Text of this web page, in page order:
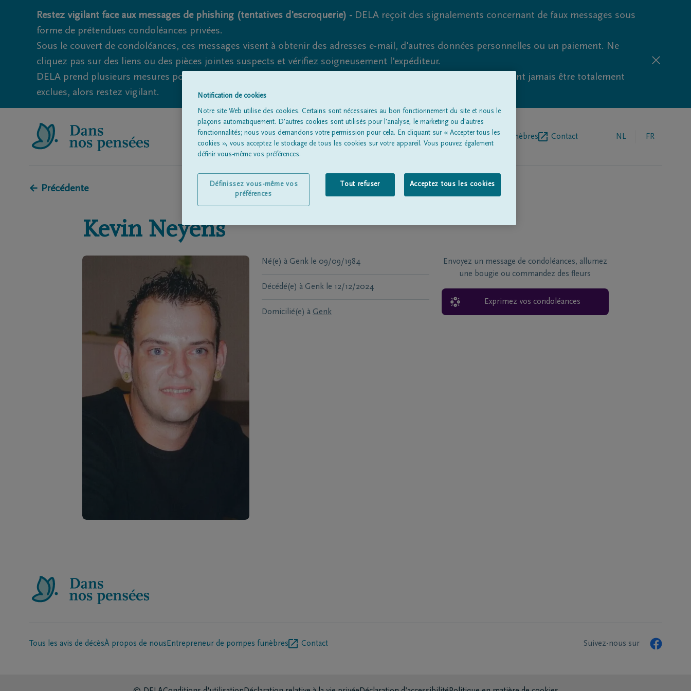
Restez vigilant face aux messages de phishing (tentatives d'escroquerie) - DELA reçoit des signalements concernant de faux messages sous
forme de prétendues condoléances privées.
Sous le couvert de condoléances, ces messages visent à obtenir des adresses e-mail, d'autres données personnelles ou un paiement. Ne
cliquez pas sur des liens ou des pièces jointes suspects et vérifiez soigneusement l'expéditeur.
DELA prend plusieurs mesures pour éviter cela. Cependant, les tentatives d'hameçonnage et de fraude ne peuvent jamais être totalement
exclues, alors restez vigilant.
Tous les avis de décèsÀ propos de nousEntrepreneur de pompes funèbres Contact NL FR
← Précédente
Kevin Neyens
Né(e) à Genk le 09/09/1984
Décédé(e) à Genk le 12/12/2024
Domicilié(e) à Genk
Envoyez un message de condoléances, allumez
une bougie ou commandez des fleurs
Exprimez vos condoléances
Tous les avis de décèsÀ propos de nousEntrepreneur de pompes funèbres Contact Suivez-nous sur
Notification de cookies
Notre site Web utilise des cookies. Certains sont nécessaires au bon fonctionnement du site et nous le
plaçons automatiquement. D'autres cookies sont utilisés pour l'analyse, le marketing ou d'autres
fonctionnalités; nous vous demandons votre permission pour cela. En cliquant sur « Accepter tous les
cookies », vous acceptez le stockage de tous les cookies sur votre appareil. Vous pouvez également
définir vous-même vos préférences.
Tout refuser Acceptez tous les cookies
Définissez vous-même vos
préférences